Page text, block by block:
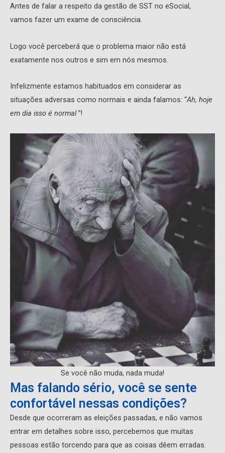
Antes de falar a respeito da gestão de SST no eSocial,
vamos fazer um exame de consciência.
Logo você perceberá que o problema maior não está
exatamente nos outros e sim em nós mesmos.
Infelizmente estamos habituados em considerar as
situações adversas como normais e ainda falamos: “Ah, hoje
em dia isso é normal”!
Se você não muda, nada muda!
Mas falando sério, você se sente
confortável nessas condições?
Desde que ocorreram as eleições passadas, e não vamos
entrar em detalhes sobre isso, percebemos que muitas
pessoas estão torcendo para que as coisas dêem erradas.